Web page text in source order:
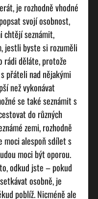
je rozhodně vhodné
svojí osobnost,
chtějí seznámit,
jestli byste si rozuměli
rádi děláte, protože
přáteli nad nějakými
než vykonávat
se také seznámit s
do různých
zemi, rozhodně
alespoň sdílet s
moci být oporou.
odkud jste – pokud
osobně, je
poblíž. Nicméně ale